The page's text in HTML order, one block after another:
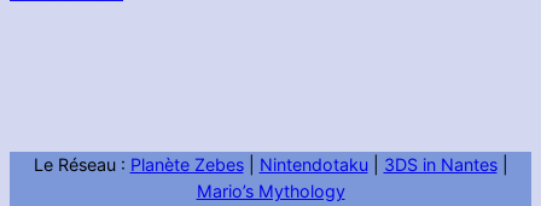
Le Réseau : Planète Zebes| Nintendotaku| 3DS in Nantes|
Mario’s Mythology